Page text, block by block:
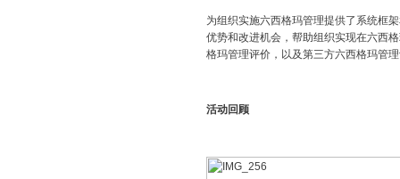
为组织实施六西格玛管理提供了系统框
优势和改进机会，帮助组织实现在六西
格玛管理评价，以及第三方六西格玛管
活动回顾